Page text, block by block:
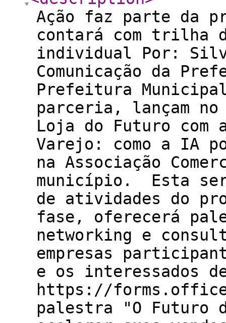
Ação faz parte da
contará com trilha
individual Por:
Comunicação da
Prefeitura
parceria, lançam no
Loja do Futuro com
Varejo: como a IA
na Associação
município. Esta
de atividades do
fase, oferecerá
networking e
empresas
e os interessados
https://
palestra "O Futuro